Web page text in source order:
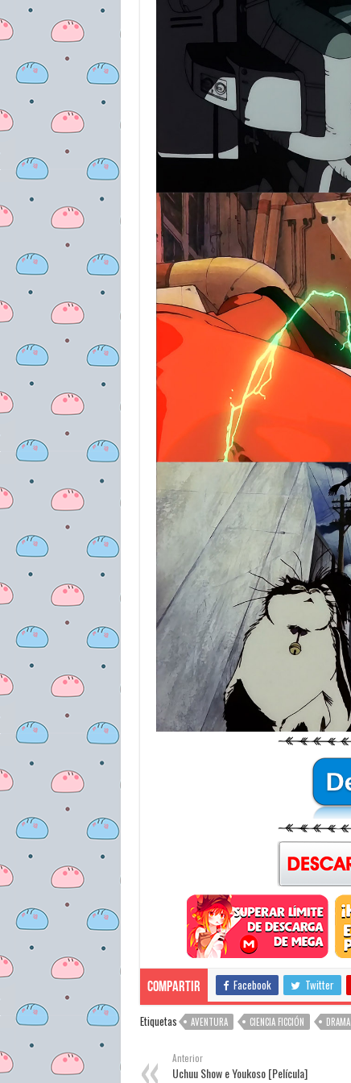
Compartir Facebook Twitter
Etiquetas AVENTURA CIENCIA FICCIÓN DRAMA
Anterior
Uchuu Show e Youkoso [Película]